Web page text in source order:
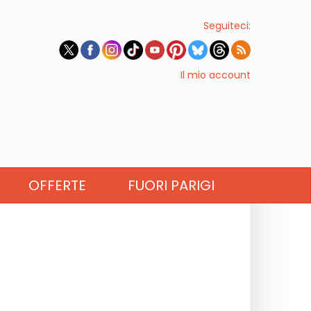
Seguiteci:
Il mio account
OFFERTE FUORI PARIGI